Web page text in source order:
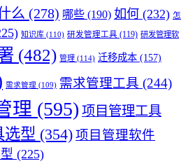
么 (278) 哪些 (190) 如何 (232) 怎
知识库 (110) 研发管理工具 (119) 研发管理软
(482) 管理 (114) 迁移成本 (157)
需求管理 (109) 需求管理工具 (244)
理 (595) 项目管理工具
选型 (354) 项目管理软件
(225)